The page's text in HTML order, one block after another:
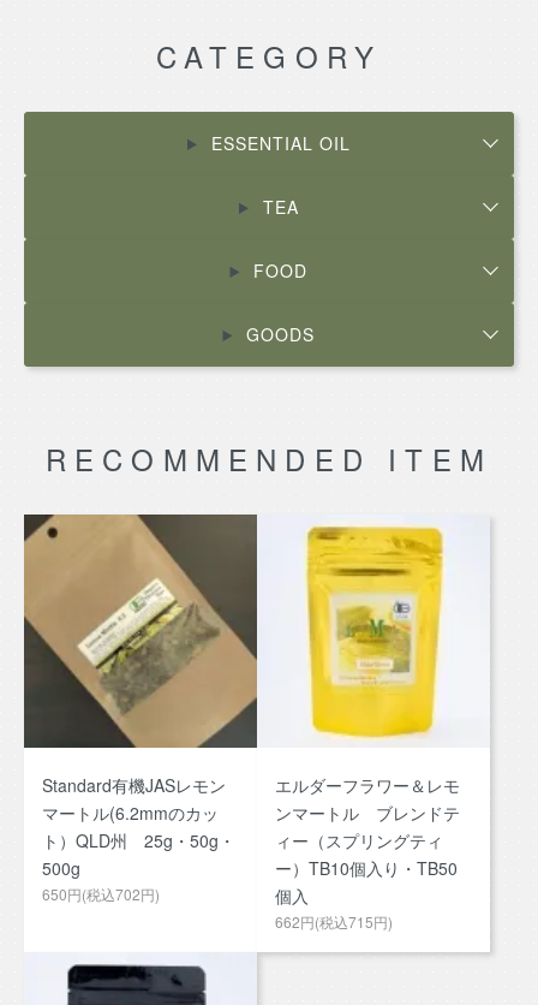
CATEGORY
ESSENTIAL OIL
TEA
FOOD
GOODS
RECOMMENDED ITEM
Standard有機JASレモン
マートル(6.2mmのカッ
ト）QLD州 25g・50g・
500g
650円(税込702円)
エルダーフラワー＆レモ
ンマートル ブレンドテ
ィー（スプリングティ
ー）TB10個入り・TB50
個入
662円(税込715円)